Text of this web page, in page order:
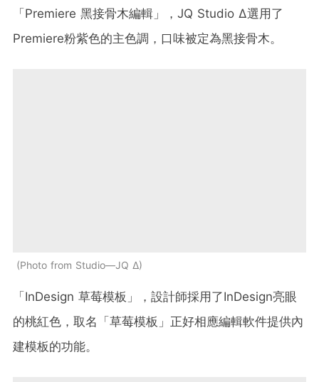
「Premiere 黑接骨木編輯」，JQ Studio ∆選用了
Premiere粉紫色的主色調，口味被定為黑接骨木。
Photo from Studio—JQ ∆
「InDesign 草莓模板」，設計師採用了InDesign亮眼
的桃紅色，取名「草莓模板」正好相應編輯軟件提供內
建模板的功能。